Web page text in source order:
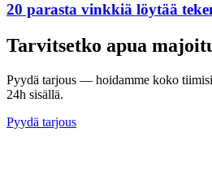
20 parasta vinkkiä löytää
Tarvitsetko apua
Pyydä tarjous — hoidamme koko
24h sisällä.
Pyydä tarjous